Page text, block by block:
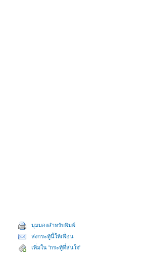
มุมมองสำหรับพิมพ์
ส่งกระทู้นี้ให้เพื่อน
เพิ่มใน 'กระทู้ที่สนใจ'